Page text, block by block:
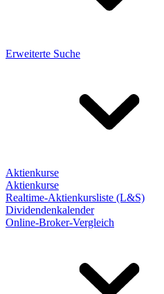
Erweiterte Suche
Aktienkurse
Aktienkurse
Realtime-Aktienkursliste (L&S)
Dividendenkalender
Online-Broker-Vergleich